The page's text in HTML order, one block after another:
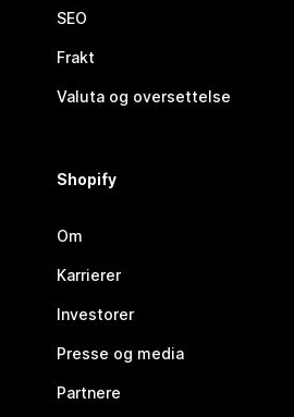
SEO
Frakt
Valuta og oversettelse
Shopify
Om
Karrierer
Investorer
Presse og media
Partnere